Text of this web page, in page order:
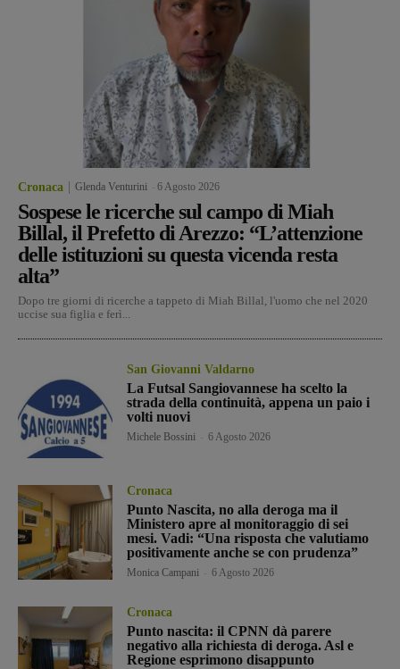
Cronaca Glenda Venturini 6 Agosto 2026
Sospese le ricerche sul campo di Miah
Billal, il Prefetto di Arezzo: “L’attenzione
delle istituzioni su questa vicenda resta
alta”
Dopo tre giorni di ricerche a tappeto di Miah Billal, l'uomo che nel 2020
uccise sua figlia e ferì...
San Giovanni Valdarno
La Futsal Sangiovannese ha scelto la
strada della continuità, appena un paio i
volti nuovi
Michele Bossini 6 Agosto 2026
Cronaca
Punto Nascita, no alla deroga ma il
Ministero apre al monitoraggio di sei
mesi. Vadi: “Una risposta che valutiamo
positivamente anche se con prudenza”
Monica Campani 6 Agosto 2026
Cronaca
Punto nascita: il CPNN dà parere
negativo alla richiesta di deroga. Asl e
Regione esprimono disappunto